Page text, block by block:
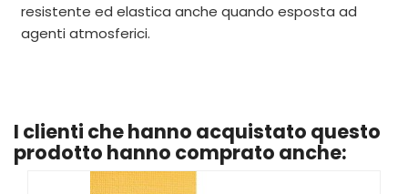
resistente ed elastica anche quando esposta ad
agenti atmosferici.
I clienti che hanno acquistato questo
prodotto hanno comprato anche: